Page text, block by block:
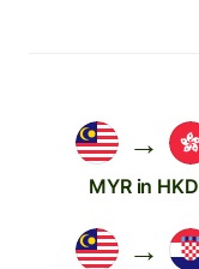
→
MYR in HKD
→